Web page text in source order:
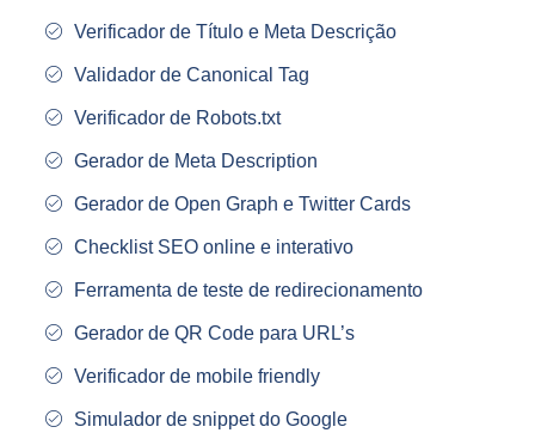
Verificador de Título e Meta Descrição
Validador de Canonical Tag
Verificador de Robots.txt
Gerador de Meta Description
Gerador de Open Graph e Twitter Cards
Checklist SEO online e interativo
Ferramenta de teste de redirecionamento
Gerador de QR Code para URL’s
Verificador de mobile friendly
Simulador de snippet do Google